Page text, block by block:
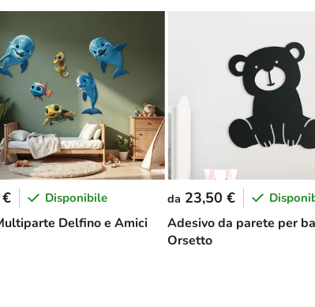
Delfino e Amici
Disponibile
Adesivo da parete per
Orsetto
da 23,50 €